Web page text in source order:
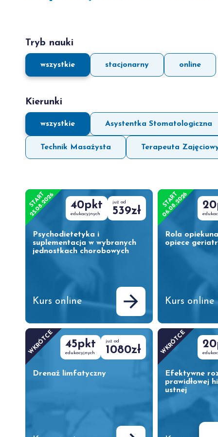
Tryb nauki
wszystkie stacjonarny online
Kierunki
wszystkie Asystentka Stomatologiczna
Technik Masażysta Terapeuta
START
25.08.2026
Psychodietetyka i
suplementacja w wybranych
jednostkach chorobowych
Kurs online
40pkt
edukacyjnych
już od
539zł
START
06.08.2026
Rola
opiece
Kurs online
WKRÓTCE
Drenaż limfatyczny
45pkt
edukacyjnych
już od
1080zł WKRÓTCE
Efektywne
prawidłowej
ustnej